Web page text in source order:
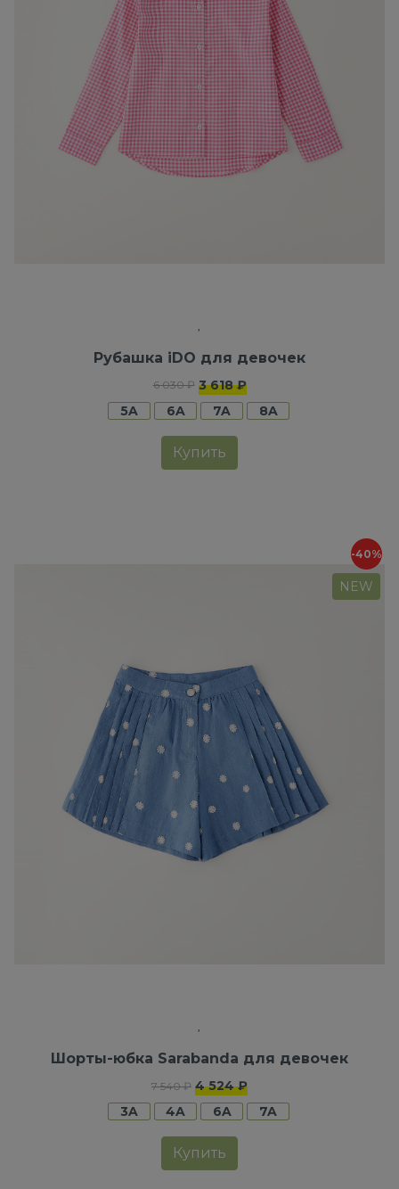
Рубашка iDO для девочек
6 030 ₽ 3 618 ₽
5A
6A 7A 8A
Купить
-40%
NEW
Шорты-юбка Sarabanda для девочек
7 540 ₽ 4 524 ₽
3A
4A 6A 7A
Купить